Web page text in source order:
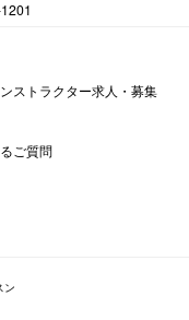
ストラクター求人・募集
ご質問
ン